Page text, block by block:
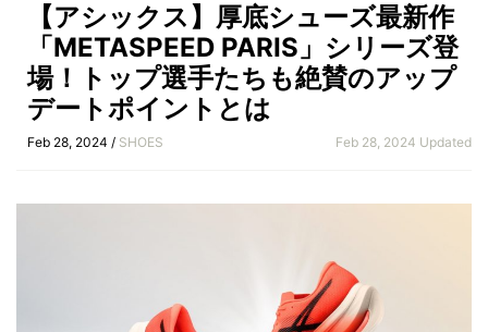
【アシックス】厚底シューズ最新作
「METASPEED PARIS」シリーズ登
場！トップ選手たちも絶賛のアップ
デートポイントとは
Feb 28, 2024 / SHOES Feb 28, 2024 Updated